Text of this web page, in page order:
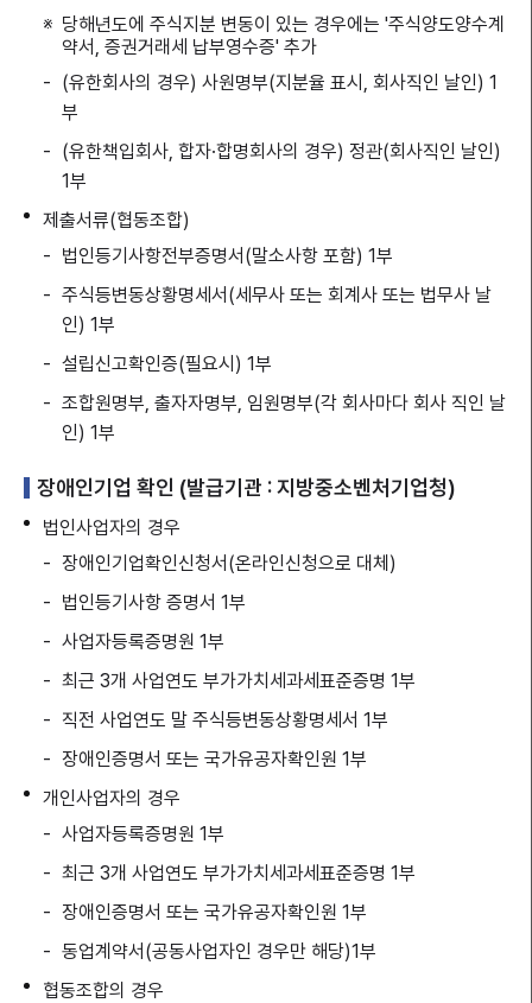
당해년도에 주식지분 변동이 있는 경우에는 '주식양도양수계
약서, 증권거래세 납부영수증' 추가
(유한회사의 경우) 사원명부(지분율 표시, 회사직인 날인) 1
부
(유한책입회사, 합자·합명회사의 경우) 정관(회사직인 날인)
1부
제출서류(협동조합)
법인등기사항전부증명서(말소사항 포함) 1부
주식등변동상황명세서(세무사 또는 회계사 또는 법무사 날
인) 1부
설립신고확인증(필요시) 1부
조합원명부, 출자자명부, 임원명부(각 회사마다 회사 직인 날
인) 1부
장애인기업 확인 (발급기관 : 지방중소벤처기업청)
법인사업자의 경우
장애인기업확인신청서(온라인신청으로 대체)
법인등기사항 증명서 1부
사업자등록증명원 1부
최근 3개 사업연도 부가가치세과세표준증명 1부
직전 사업연도 말 주식등변동상황명세서 1부
장애인증명서 또는 국가유공자확인원 1부
개인사업자의 경우
사업자등록증명원 1부
최근 3개 사업연도 부가가치세과세표준증명 1부
장애인증명서 또는 국가유공자확인원 1부
동업계약서(공동사업자인 경우만 해당)1부
협동조합의 경우